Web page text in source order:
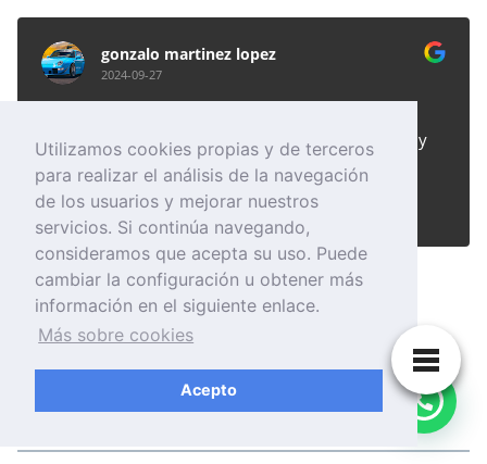
gonzalo martinez lopez
2024-09-27
Muy buenos profesionales, repetiría, sin duda. Muy
recomendables
Utilizamos cookies propias y de terceros
para realizar el análisis de la navegación
de los usuarios y mejorar nuestros
servicios. Si continúa navegando,
consideramos que acepta su uso. Puede
cambiar la configuración u obtener más
información en el siguiente enlace.
Más sobre cookies
Acepto
Hola, ¿en qué te podemos ayudar?